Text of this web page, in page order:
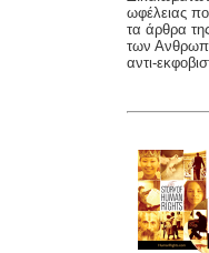
ωφέλειας
τα άρθρα
των
αντι-